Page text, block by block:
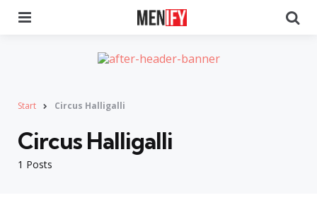
Start Circus Halligalli
1 Posts
Circus Halligalli